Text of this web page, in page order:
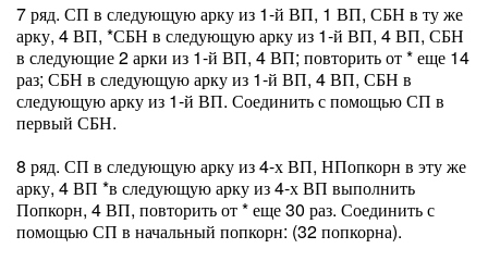
7 ряд. СП в следующую арку из 1-й ВП, 1 ВП, СБН в ту же
арку, 4 ВП, *СБН в следующую арку из 1-й ВП, 4 ВП, СБН
в следующие 2 арки из 1-й ВП, 4 ВП; повторить от * еще 14
раз; СБН в следующую арку из 1-й ВП, 4 ВП, СБН в
следующую арку из 1-й ВП. Соединить с помощью СП в
первый СБН.
8 ряд. СП в следующую арку из 4-х ВП, НПопкорн в эту же
арку, 4 ВП *в следующую арку из 4-х ВП выполнить
Попкорн, 4 ВП, повторить от * еще 30 раз. Соединить с
помощью СП в начальный попкорн: (32 попкорна).